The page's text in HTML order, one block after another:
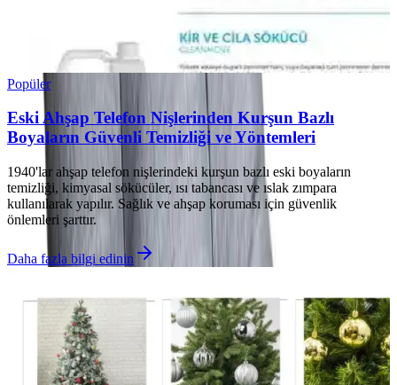
Popüler
Eski Ahşap Telefon Nişlerinden Kurşun Bazlı
Boyaların Güvenli Temizliği ve Yöntemleri
1940'lar ahşap telefon nişlerindeki kurşun bazlı eski boyaların
temizliği, kimyasal sökücüler, ısı tabancası ve ıslak zımpara
kullanılarak yapılır. Sağlık ve ahşap koruması için güvenlik
önlemleri şarttır.
Daha fazla bilgi edinin